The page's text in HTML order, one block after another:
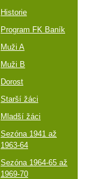
Historie
Program FK Baník
Muži A
Muži B
Dorost
Starší žáci
Mladší žáci
Sezóna 1941 až
1963-64
Sezóna 1964-65 až
1969-70